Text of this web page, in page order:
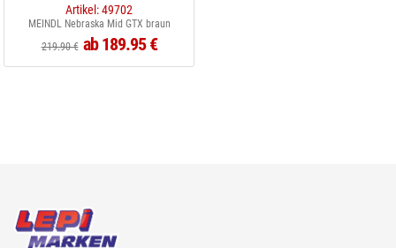
Artikel: 49702
MEINDL Nebraska Mid GTX braun
219.90 € ab 189.95 €